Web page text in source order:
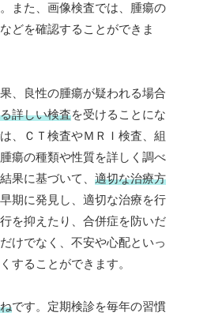
また、画像検査では、腫瘍の
どを確認することができま
、良性の腫瘍が疑われる場合
詳しい検査を受けることにな
、ＣＴ検査やＭＲＩ検査、組
瘍の種類や性質を詳しく調べ
果に基づいて、 適切な治療方
期に発見し、適切な治療を行
を抑えたり、合併症を防いだ
けでなく、不安や心配といっ
することができます。
です。定期検診を毎年の習慣